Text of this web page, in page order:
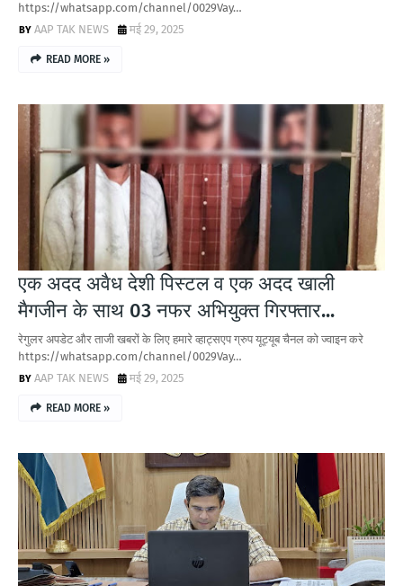
https://whatsapp.com/channel/0029Vay…
AAP TAK NEWS
मई 29, 2025
READ MORE »
एक अदद अवैध देशी पिस्टल व एक अदद खाली
मैगजीन के साथ 03 नफर अभियुक्त गिरफ्तार...
रेगुलर अपडेट और ताजी खबरों के लिए हमारे व्हाट्सएप ग्रुप यूट्यूब चैनल को ज्वाइन करे
https://whatsapp.com/channel/0029Vay…
AAP TAK NEWS
मई 29, 2025
READ MORE »